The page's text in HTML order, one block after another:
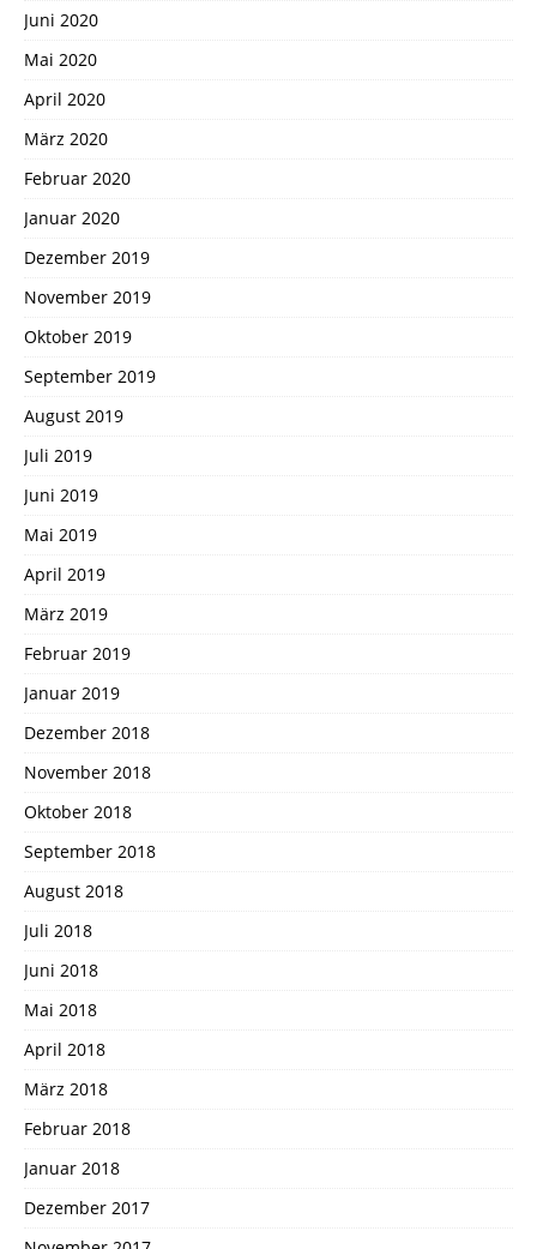
Juni 2020
Mai 2020
April 2020
März 2020
Februar 2020
Januar 2020
Dezember 2019
November 2019
Oktober 2019
September 2019
August 2019
Juli 2019
Juni 2019
Mai 2019
April 2019
März 2019
Februar 2019
Januar 2019
Dezember 2018
November 2018
Oktober 2018
September 2018
August 2018
Juli 2018
Juni 2018
Mai 2018
April 2018
März 2018
Februar 2018
Januar 2018
Dezember 2017